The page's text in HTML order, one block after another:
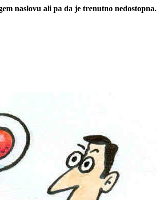
naslovu ali pa da je trenutno nedostopna.